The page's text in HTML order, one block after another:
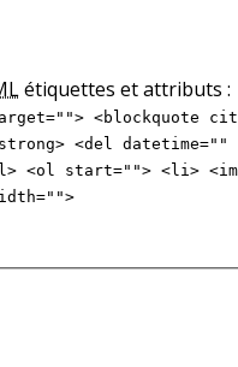
étiquettes et attributs :
<blockquote
<del
<ol start=""> <li>